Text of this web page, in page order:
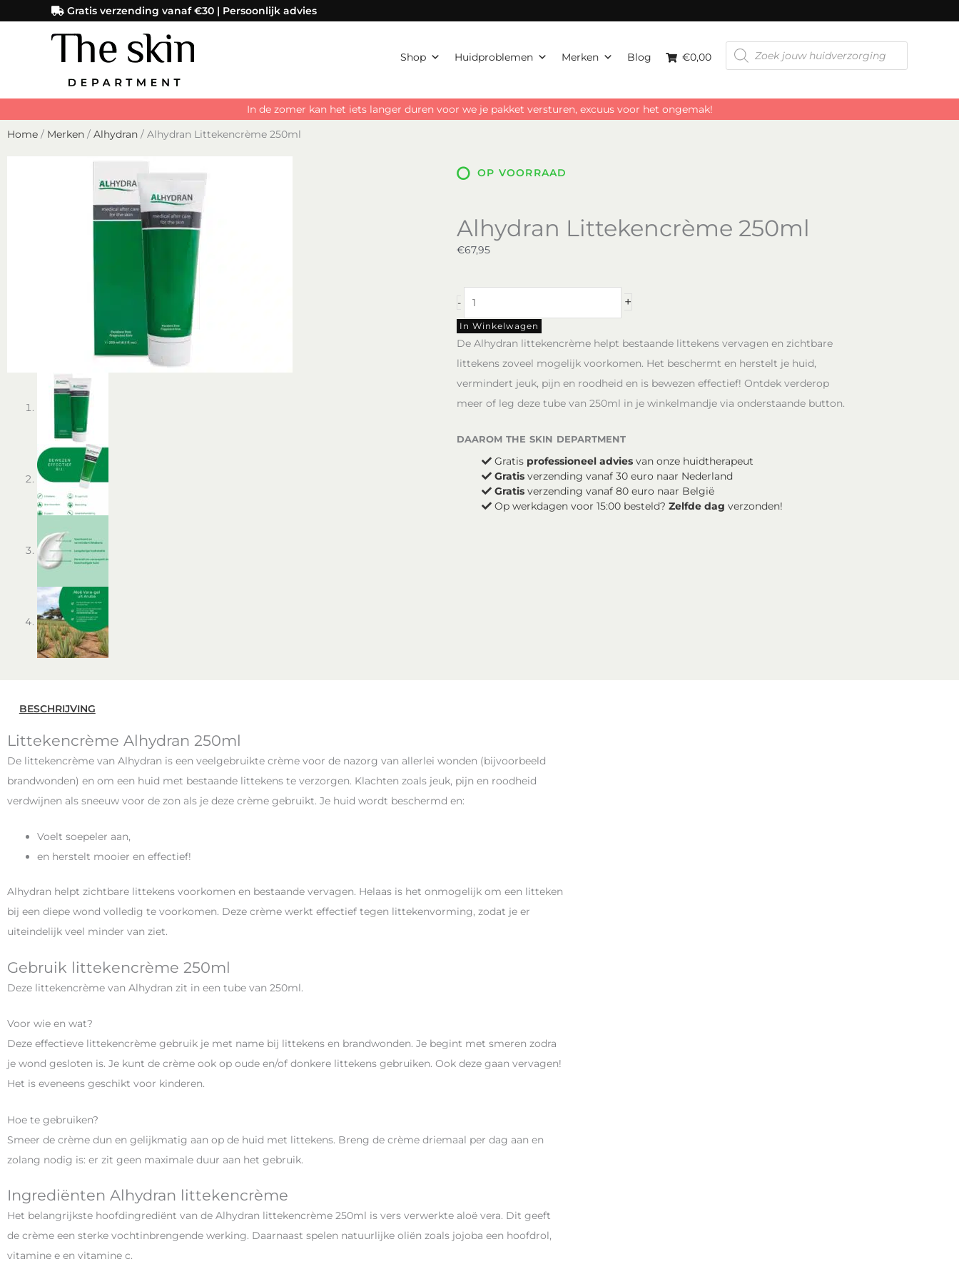
naar
Gratis verzending vanaf €30 | Persoonlijk advies
Shop Huidproblemen Merken Blog €0,00
Producten
zoeken
In de zomer kan het iets langer duren voor we je pakket versturen, excuus voor het ongemak!
Home / Merken / Alhydran / Alhydran Littekencrème 250ml
OP VOORRAAD
Alhydran Littekencrème 250ml
€67,95
-
Littekencrème
250ml
aantal
+
In Winkelwagen
De Alhydran littekencrème helpt bestaande littekens vervagen en zichtbare
littekens zoveel mogelijk voorkomen. Het beschermt en herstelt je huid,
vermindert jeuk, pijn en roodheid en is bewezen effectief! Ontdek verderop
meer of leg deze tube van 250ml in je winkelmandje via onderstaande button.
daarom the skin department
Gratis professioneel advies van onze huidtherapeut
Gratis verzending vanaf 30 euro naar Nederland
Gratis verzending vanaf 80 euro naar België
Op werkdagen voor 15:00 besteld? Zelfde dag verzonden!
BESCHRIJVING
Littekencrème Alhydran 250ml
De littekencrème van Alhydran is een veelgebruikte crème voor de nazorg van allerlei wonden (bijvoorbeeld
brandwonden) en om een huid met bestaande littekens te verzorgen. Klachten zoals jeuk, pijn en roodheid
verdwijnen als sneeuw voor de zon als je deze crème gebruikt. Je huid wordt beschermd en:
Voelt soepeler aan,
en herstelt mooier en effectief!
Alhydran helpt zichtbare littekens voorkomen en bestaande vervagen. Helaas is het onmogelijk om een litteken
bij een diepe wond volledig te voorkomen. Deze crème werkt effectief tegen littekenvorming, zodat je er
uiteindelijk veel minder van ziet.
Gebruik littekencrème 250ml
Deze littekencrème van Alhydran zit in een tube van 250ml.
Voor wie en wat?
Deze effectieve littekencrème gebruik je met name bij littekens en brandwonden. Je begint met smeren zodra
je wond gesloten is. Je kunt de crème ook op oude en/of donkere littekens gebruiken. Ook deze gaan vervagen!
Het is eveneens geschikt voor kinderen.
Hoe te gebruiken?
Smeer de crème dun en gelijkmatig aan op de huid met littekens. Breng de crème driemaal per dag aan en
zolang nodig is: er zit geen maximale duur aan het gebruik.
Ingrediënten Alhydran littekencrème
Het belangrijkste hoofdingrediënt van de Alhydran littekencrème 250ml is vers verwerkte aloë vera. Dit geeft
de crème een sterke vochtinbrengende werking. Daarnaast spelen natuurlijke oliën zoals jojoba een hoofdrol,
vitamine e en vitamine c.